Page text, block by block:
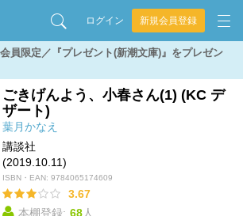
ログイン 新規会員登録
員限定／『プレゼント(新潮文庫)』をプレゼン
ごきげんよう、小春さん(1) (KC デ
ザート)
葉月かなえ
講談社
(2019.10.11)
ISBN・EAN: 9784065174609
3.67
本棚登録: 68人